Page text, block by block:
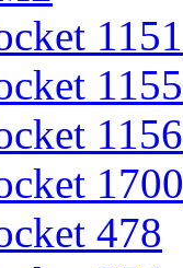
1151
1155
1156
1700
478